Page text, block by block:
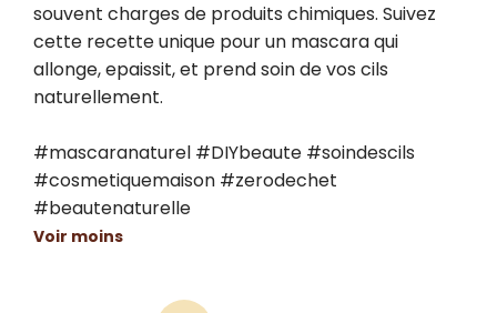
souvent charges de produits chimiques. Suivez
cette recette unique pour un mascara qui
allonge, epaissit, et prend soin de vos cils
naturellement.
#mascaranaturel #DIYbeaute #soindescils
#cosmetiquemaison #zerodechet
#beautenaturelle
Voir moins